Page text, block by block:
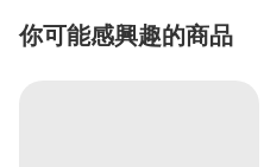
你可能感興趣的商品